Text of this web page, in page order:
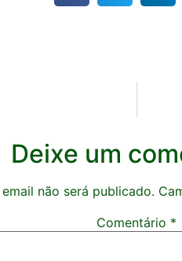
Deixe um
não será publicado.
Comentário *